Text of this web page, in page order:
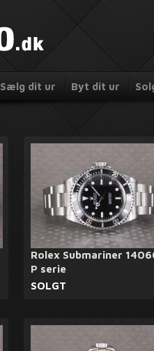
Sælg dit ur Byt dit ur
Rolex Submariner
P serie
SOLGT